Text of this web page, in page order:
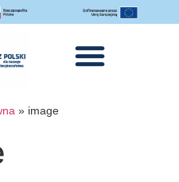
» image